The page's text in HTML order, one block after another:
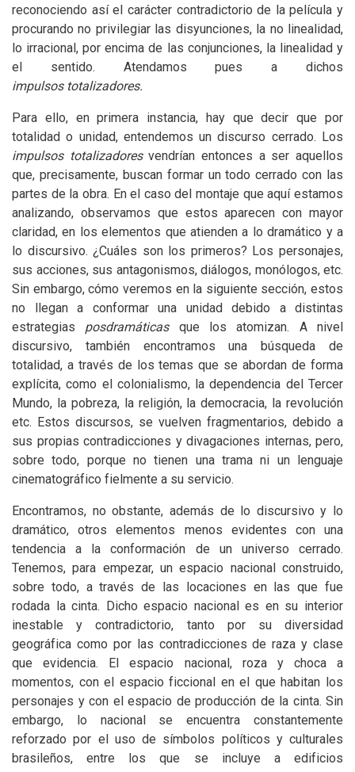
reconociendo así el carácter contradictorio de la película y
procurando no privilegiar las disyunciones, la no linealidad,
lo irracional, por encima de las conjunciones, la linealidad y
el sentido. Atendamos pues a dichos
impulsos totalizadores.
Para ello, en primera instancia, hay que decir que por
totalidad o unidad, entendemos un discurso cerrado. Los
impulsos totalizadoresvendrían entonces a ser aquellos
que, precisamente, buscan formar un todo cerrado con las
partes de la obra. En el caso del montaje que aquí estamos
analizando, observamos que estos aparecen con mayor
claridad, en los elementos que atienden a lo dramático y a
lo discursivo. ¿Cuáles son los primeros? Los personajes,
sus acciones, sus antagonismos, diálogos, monólogos, etc.
Sin embargo, cómo veremos en la siguiente sección, estos
no llegan a conformar una unidad debido a distintas
estrategias posdramáticas que los atomizan. A nivel
discursivo, también encontramos una búsqueda de
totalidad, a través de los temas que se abordan de forma
explícita, como el colonialismo, la dependencia del Tercer
Mundo, la pobreza, la religión, la democracia, la revolución
etc. Estos discursos, se vuelven fragmentarios, debido a
sus propias contradicciones y divagaciones internas, pero,
sobre todo, porque no tienen una trama ni un lenguaje
cinematográfico fielmente a su servicio.
Encontramos, no obstante, además de lo discursivo y lo
dramático, otros elementos menos evidentes con una
tendencia a la conformación de un universo cerrado.
Tenemos, para empezar, un espacio nacional construido,
sobre todo, a través de las locaciones en las que fue
rodada la cinta. Dicho espacio nacional es en su interior
inestable y contradictorio, tanto por su diversidad
geográfica como por las contradicciones de raza y clase
que evidencia. El espacio nacional, roza y choca a
momentos, con el espacio ficcional en el que habitan los
personajes y con el espacio de producción de la cinta. Sin
embargo, lo nacional se encuentra constantemente
reforzado por el uso de símbolos políticos y culturales
brasileños, entre los que se incluye a edificios